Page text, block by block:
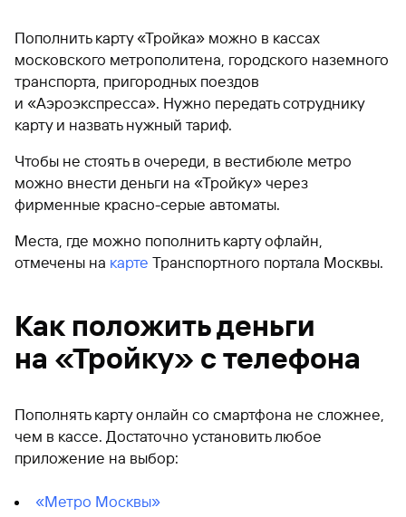
Пополнить карту «Тройка» можно в кассах
московского метрополитена, городского наземного
транспорта, пригородных поездов
и «Аэроэкспресса». Нужно передать сотруднику
карту и назвать нужный тариф.
Чтобы не стоять в очереди, в вестибюле метро
можно внести деньги на «Тройку» через
фирменные красно-серые автоматы.
Места, где можно пополнить карту офлайн,
отмечены на карте Транспортного портала Москвы.
Как положить деньги
на «Тройку» с телефона
Пополнять карту онлайн со смартфона не сложнее,
чем в кассе. Достаточно установить любое
приложение на выбор:
«Метро Москвы»